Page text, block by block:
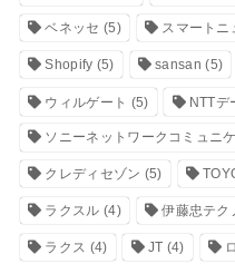
ベネッセ (5) スマートニ
Shopify (5) sansan (5)
ウィルゲート (5) NTTデ
ソニーネットワークコミュニ
クレディセゾン (5)
ラクスル (4) 伊藤忠テク
ラクス (4) JT (4)